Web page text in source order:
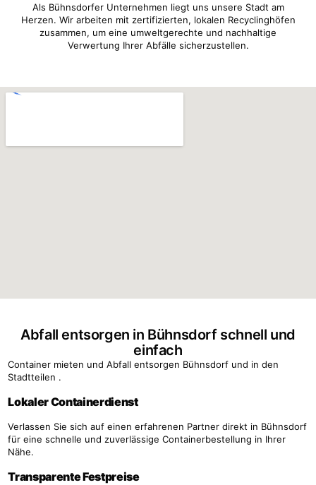
Als Bühnsdorfer Unternehmen liegt uns unsere Stadt am
Herzen. Wir arbeiten mit zertifizierten, lokalen Recyclinghöfen
zusammen, um eine umweltgerechte und nachhaltige
Verwertung Ihrer Abfälle sicherzustellen.
Abfall entsorgen in Bühnsdorf schnell und
einfach
Container mieten und Abfall entsorgen Bühnsdorf und in den
Stadtteilen .
Lokaler Containerdienst
Verlassen Sie sich auf einen erfahrenen Partner direkt in Bühnsdorf
für eine schnelle und zuverlässige Containerbestellung in Ihrer
Nähe.
Transparente Festpreise